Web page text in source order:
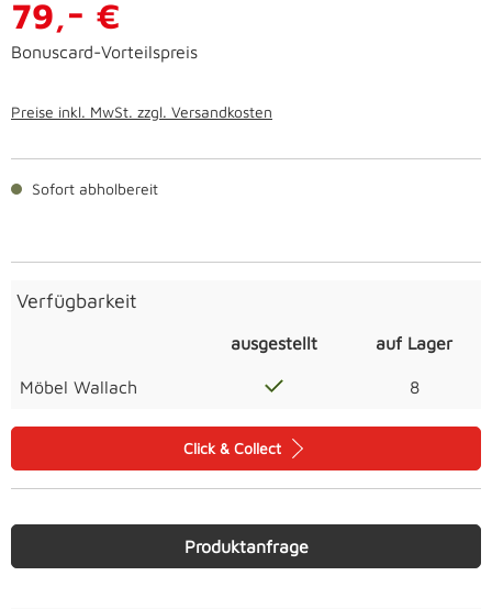
79,- €
Bonuscard-Vorteilspreis
Preise inkl. MwSt. zzgl. Versandkosten
Sofort abholbereit
Verfügbarkeit
ausgestellt auf Lager
Möbel Wallach 8
Click & Collect
Produktanfrage